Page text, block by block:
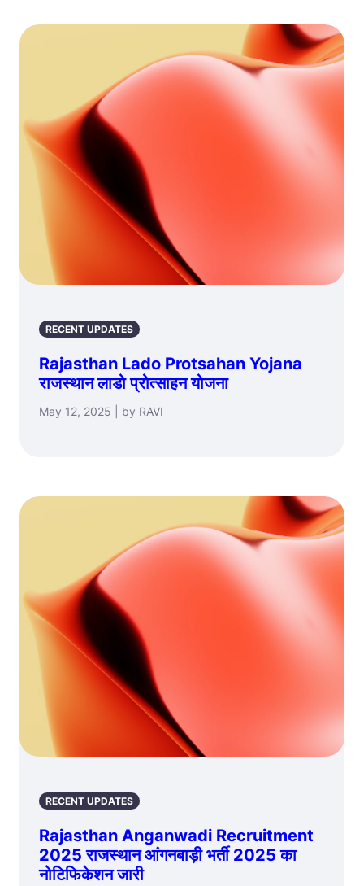
RECENT UPDATES
Rajasthan Lado Protsahan Yojana
राजस्थान लाडो प्रोत्साहन योजना
May 12, 2025 | by RAVI
RECENT UPDATES
Rajasthan Anganwadi Recruitment
2025 राजस्थान आंगनबाड़ी भर्ती 2025 का
नोटिफिकेशन जारी